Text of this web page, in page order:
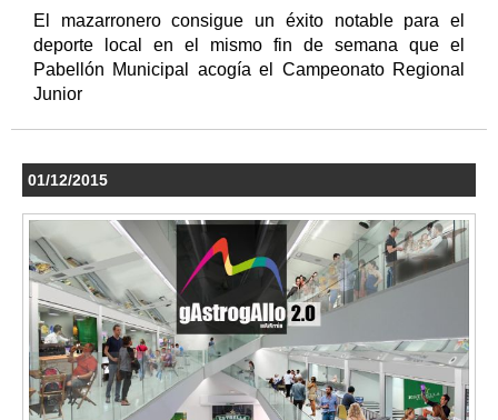
El mazarronero consigue un éxito notable para el
deporte local en el mismo fin de semana que el
Pabellón Municipal acogía el Campeonato Regional
Junior
01/12/2015